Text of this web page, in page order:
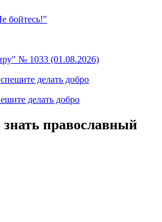
бойтесь!"
№ 1033 (01.08.2026)
делать добро
православный